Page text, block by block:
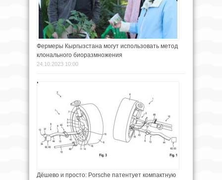
Фермеры Кыргызстана могут использовать метод
клонального биоразмножения
24.10.2023 10:00
Дёшево и просто: Porsche патентует компактную